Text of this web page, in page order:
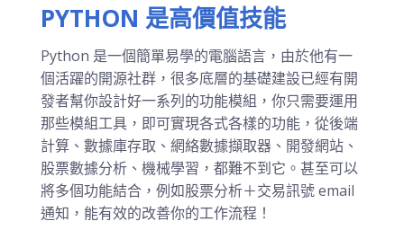
PYTHON 是高價值技能
Python 是一個簡單易學的電腦語言，由於他有一
個活躍的開源社群，很多底層的基礎建設已經有開
發者幫你設計好一系列的功能模組，你只需要運用
那些模組工具，即可實現各式各樣的功能，從後端
計算、數據庫存取、網絡數據擷取器、開發網站、
股票數據分析、機械學習，都難不到它。甚至可以
將多個功能結合，例如股票分析＋交易訊號 email
通知，能有效的改善你的工作流程！